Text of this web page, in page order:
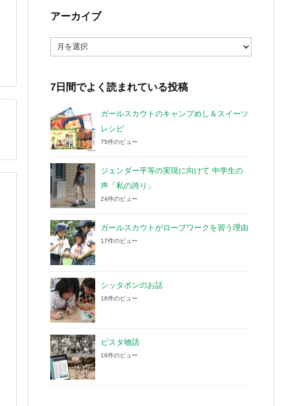
アーカイブ
ー
ブ
7日間でよく読まれている投稿
ガールスカウトのキャンプめし＆スイーツ
レシピ
75件のビュー
ジェンダー平等の実現に向けて 中学生の
声「私の誇り」
24件のビュー
ガールスカウトがロープワークを習う理由
17件のビュー
シッタポンのお話
16件のビュー
ビスタ物語
16件のビュー